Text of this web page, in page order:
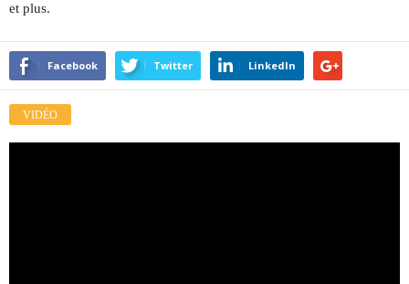
et plus.
Facebook Twitter LinkedIn
VIDÉO